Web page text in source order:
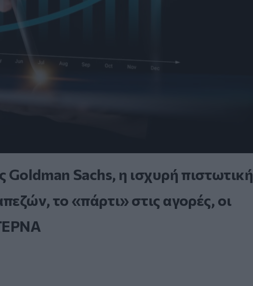
Goldman Sachs, η ισχυρή πιστωτική
το «πάρτι» στις αγορές, οι